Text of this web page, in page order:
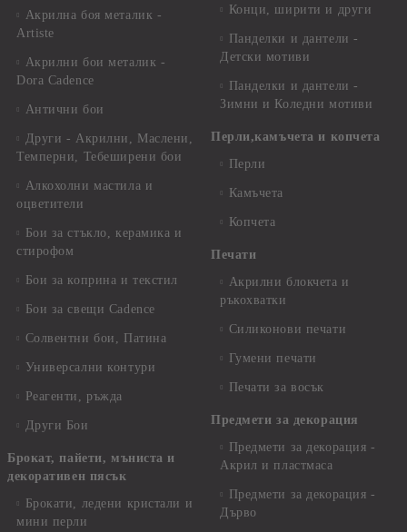
Акрилна боя металик -
Artiste
Акрилни бои металик -
Dora Cadence
Антични бои
Други - Акрилни, Маслени,
Темперни, Тебеширени бои
Алкохолни мастила и
оцветители
Бои за стъкло, керамика и
стирофом
Бои за коприна и текстил
Бои за свещи Cadence
Солвентни бои, Патина
Универсални контури
Реагенти, ръжда
Други Бои
Брокат, пайети, мъниста и
декоративен пясък
Брокати, ледени кристали и
мини перли
Конци, ширити и други
Панделки и дантели -
Детски мотиви
Панделки и дантели -
Зимни и Коледни мотиви
Перли,камъчета и копчета
Перли
Камъчета
Копчета
Печати
Акрилни блокчета и
ръкохватки
Силиконови печати
Гумени печати
Печати за восък
Предмети за декорация
Предмети за декорация -
Акрил и пластмаса
Предмети за декорация -
Дърво